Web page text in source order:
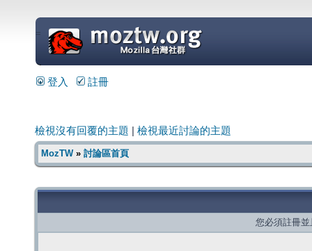
=
登入 註冊
檢視沒有回覆的主題 檢視最近討論的主題
MozTW» 討論區首頁
您必須註冊